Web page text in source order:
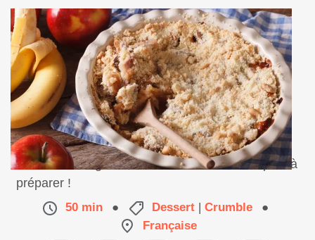
Un dessert original et savoureux, facile et rapide à
préparer !
50 min ● Dessert | Crumble
●
Française